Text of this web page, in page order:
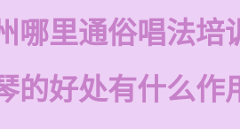
哪里通俗唱法培
的好处有什么作